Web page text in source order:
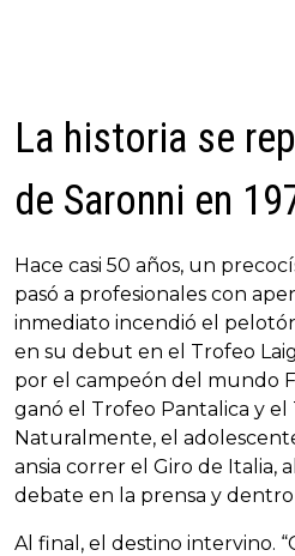
La historia se
de Saronni en
Hace casi 50 años, un
pasó a profesionales con
inmediato incendió el
en su debut en el Trofeo
por el campeón del mundo
ganó el Trofeo Pantalica y el
Naturalmente, el
ansia correr el Giro de Italia,
debate en la prensa y
Al final, el destino intervino.